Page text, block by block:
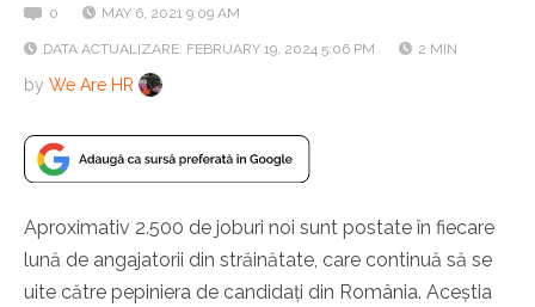
0 MAY 6, 2021 9:09 AM
DATA ACTUALIZARE: FEBRUARY 19, 2024 5:06 PM 2 MIN
by We Are HR
Aproximativ 2.500 de joburi noi sunt postate în fiecare
lună de angajatorii din străinătate, care continuă să se
uite către pepiniera de candidați din România. Aceștia